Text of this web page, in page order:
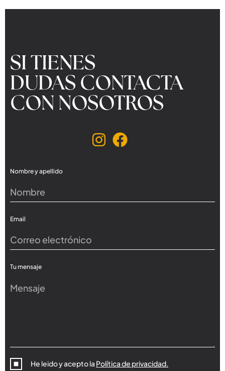
SI TIENES
DUDAS CONTACTA
CON NOSOTROS
Nombre y apellido
Email
Tu mensaje
He leido y acepto la Política de privacidad.